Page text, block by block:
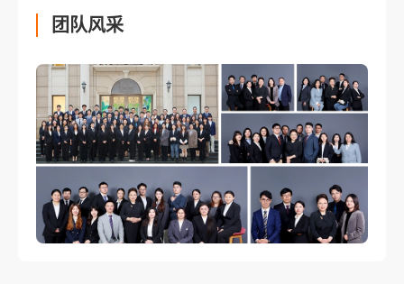
团队风采